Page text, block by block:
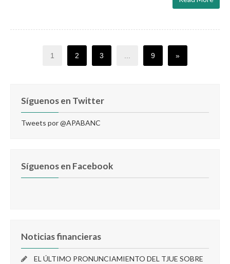
1 2 3 9 »
Síguenos en Twitter
Tweets por @APABANC
Síguenos en Facebook
Noticias financieras
EL ÚLTIMO PRONUNCIAMIENTO DEL TJUE SOBRE